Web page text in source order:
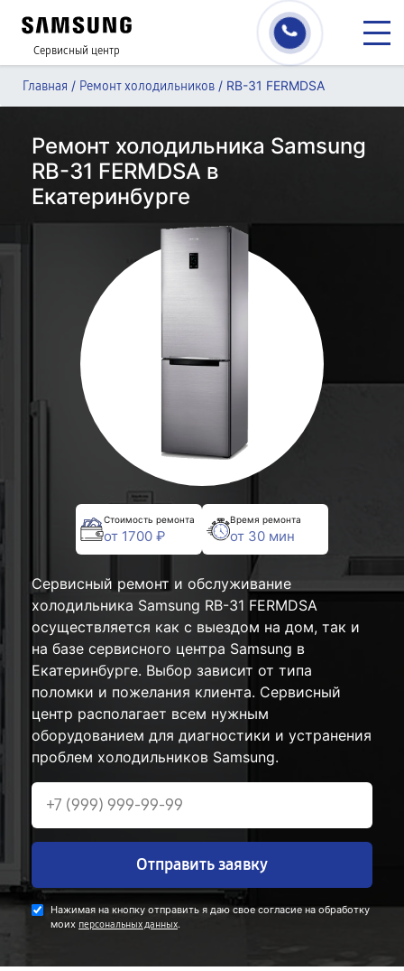
Сервисный центр
Главная / Ремонт холодильников / RB-31 FERMDSA
Ремонт холодильника Samsung
RB-31 FERMDSA в
Екатеринбурге
Стоимость ремонта
от 1700 ₽
Время ремонта
от 30 мин
Сервисный ремонт и обслуживание
холодильника Samsung RB-31 FERMDSA
осуществляется как с выездом на дом, так и
на базе сервисного центра Samsung в
Екатеринбурге. Выбор зависит от типа
поломки и пожелания клиента. Сервисный
центр располагает всем нужным
оборудованием для диагностики и устранения
проблем холодильников Samsung.
Отправить заявку
Нажимая на кнопку отправить я даю свое согласие на обработку
моих персональных данных.